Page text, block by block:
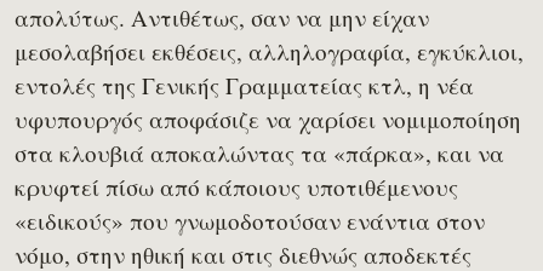
απολύτως. Αντιθέτως, σαν να μην είχαν
μεσολαβήσει εκθέσεις, αλληλογραφία, εγκύκλιοι,
εντολές της Γενικής Γραμματείας κτλ, η νέα
υφυπουργός αποφάσιζε να χαρίσει νομιμοποίηση
στα κλουβιά αποκαλώντας τα «πάρκα», και να
κρυφτεί πίσω από κάποιους υποτιθέμενους
«ειδικούς» που γνωμοδοτούσαν ενάντια στον
νόμο, στην ηθική και στις διεθνώς αποδεκτές